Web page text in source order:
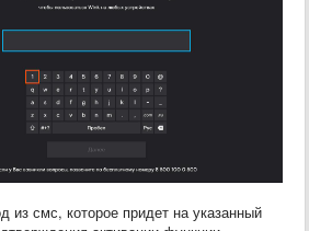
из смс, которое придет на указанный